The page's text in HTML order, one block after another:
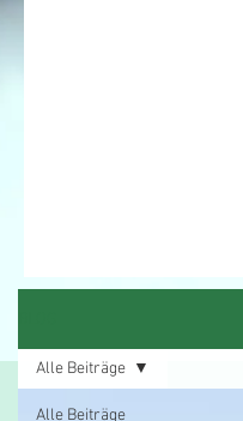
Alle Beiträge
Alle Beiträge